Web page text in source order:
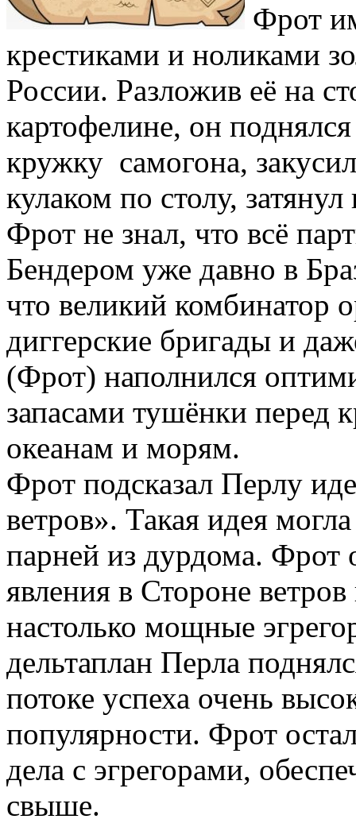
Фрот
крестиками и ноликами
России. Разложив её на
картофелине, он
кружку самогона,
кулаком по столу,
Фрот не знал, что всё
Бендером уже давно в
что великий комбинатор
диггерские бригады и
(Фрот) наполнился
запасами тушёнки перед
океанам и морям.
Фрот подсказал Перлу
ветров». Такая идея
парней из дурдома. Фрот
явления в Стороне
настолько мощные
дельтаплан Перла
потоке успеха очень
популярности. Фрот
дела с эгрегорами,
свыше.